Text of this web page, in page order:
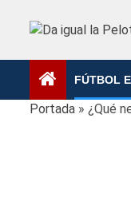
FÚTBOL
Portada » ¿Qué